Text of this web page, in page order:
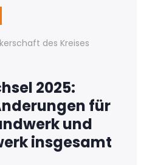
des Kreises
2025:
für
und
insgesamt